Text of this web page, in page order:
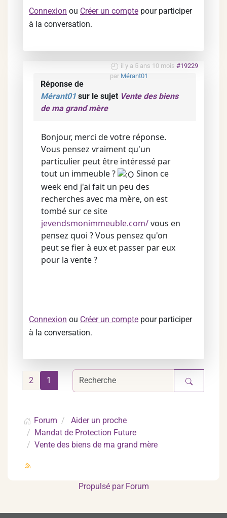
Connexion ou Créer un compte pour participer
à la conversation.
il y a 5 ans 10 mois #19229
par Mérant01
Réponse de
Mérant01 sur le sujet Vente des biens
de ma grand mère
Bonjour, merci de votre réponse.
Vous pensez vraiment qu'un
particulier peut être intéressé par
tout un immeuble ?
Sinon ce
week end j'ai fait un peu des
recherches avec ma mère, on est
tombé sur ce site
jevendsmonimmeuble.com/vous en
pensez quoi ? Vous pensez qu'on
peut se fier à eux et passer par eux
pour la vente ?
Connexion ou Créer un compte pour participer
à la conversation.
1
2
Forum
Aider un proche
Mandat de Protection Future
Vente des biens de ma grand mère
Propulsé par Forum